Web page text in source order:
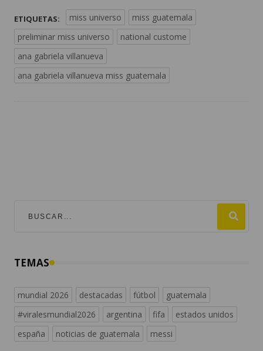
ETIQUETAS: miss universo
miss guatemala
preliminar miss universo
national custome
ana gabriela villanueva
ana gabriela villanueva miss guatemala
mundial 2026
españa
noticias de guatemala messi